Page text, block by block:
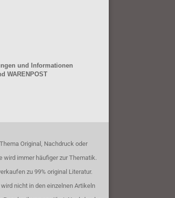
und Informationen
WARENPOST
Original, Nachdruck oder
wird immer häufiger zur Thematik.
zu 99% original Literatur.
nicht in den einzelnen Artikeln